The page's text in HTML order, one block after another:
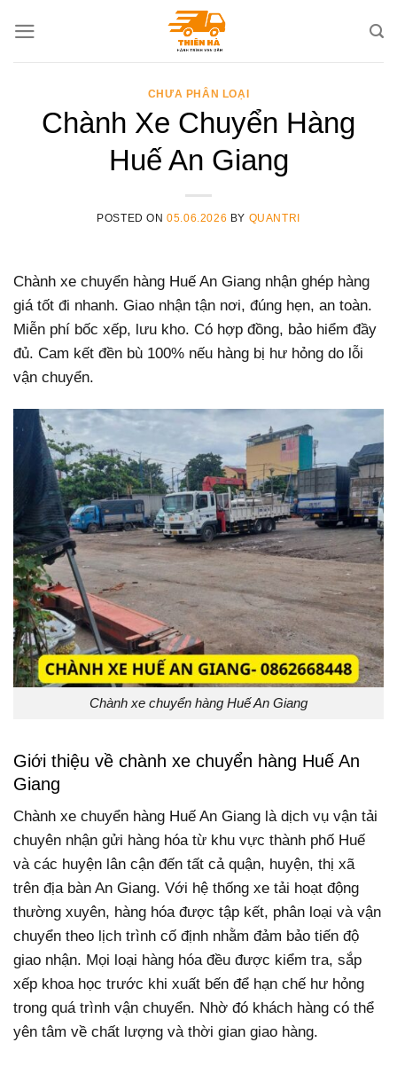
CHƯA PHÂN LOẠI
Chành Xe Chuyển Hàng
Huế An Giang
POSTED ON05.06.2026 BY QUANTRI
Chành xe chuyển hàng Huế An Giang nhận ghép hàng
giá tốt đi nhanh. Giao nhận tận nơi, đúng hẹn, an toàn.
Miễn phí bốc xếp, lưu kho. Có hợp đồng, bảo hiểm đầy
đủ. Cam kết đền bù 100% nếu hàng bị hư hỏng do lỗi
vận chuyển.
Chành xe chuyển hàng Huế An Giang
Giới thiệu về chành xe chuyển hàng Huế An
Giang
Chành xe chuyển hàng Huế An Giang là dịch vụ vận tải
chuyên nhận gửi hàng hóa từ khu vực thành phố Huế
và các huyện lân cận đến tất cả quận, huyện, thị xã
trên địa bàn An Giang. Với hệ thống xe tải hoạt động
thường xuyên, hàng hóa được tập kết, phân loại và vận
chuyển theo lịch trình cố định nhằm đảm bảo tiến độ
giao nhận. Mọi loại hàng hóa đều được kiểm tra, sắp
xếp khoa học trước khi xuất bến để hạn chế hư hỏng
trong quá trình vận chuyển. Nhờ đó khách hàng có thể
yên tâm về chất lượng và thời gian giao hàng.